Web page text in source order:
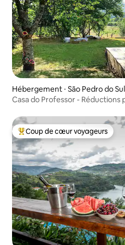
Hébergement ⋅ São Pedro do Sul
Casa do Professor - Réductions
Coups de cœur voyageurs les
Coup de cœur voyageurs